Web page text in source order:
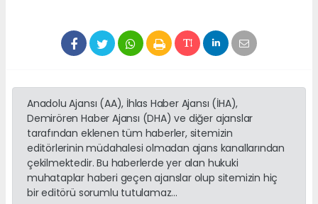
Anadolu Ajansı (AA), İhlas Haber Ajansı (İHA),
Demirören Haber Ajansı (DHA) ve diğer ajanslar
tarafından eklenen tüm haberler, sitemizin
editörlerinin müdahalesi olmadan ajans kanallarından
çekilmektedir. Bu haberlerde yer alan hukuki
muhataplar haberi geçen ajanslar olup sitemizin hiç
bir editörü sorumlu tutulamaz...